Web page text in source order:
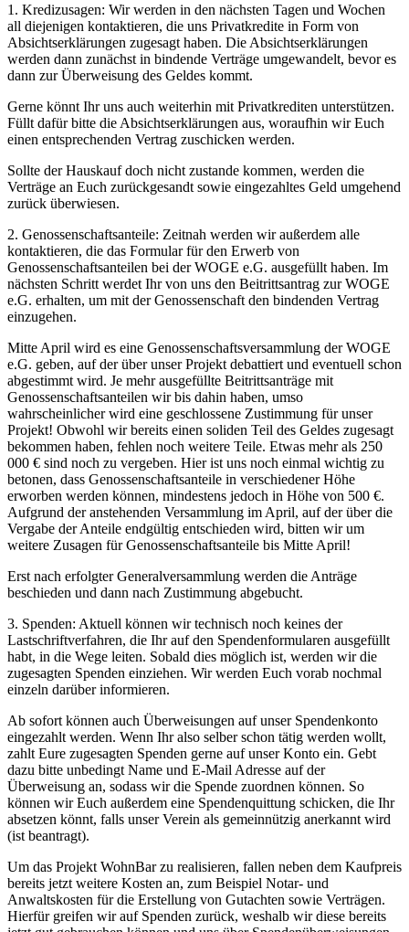
1. Kredizusagen: Wir werden in den nächsten Tagen und Wochen
all diejenigen kontaktieren, die uns Privatkredite in Form von
Absichtserklärungen zugesagt haben. Die Absichtserklärungen
werden dann zunächst in bindende Verträge umgewandelt, bevor es
dann zur Überweisung des Geldes kommt.
Gerne könnt Ihr uns auch weiterhin mit Privatkrediten unterstützen.
Füllt dafür bitte die Absichtserklärungen aus, woraufhin wir Euch
einen entsprechenden Vertrag zuschicken werden.
Sollte der Hauskauf doch nicht zustande kommen, werden die
Verträge an Euch zurückgesandt sowie eingezahltes Geld umgehend
zurück überwiesen.
2. Genossenschaftsanteile: Zeitnah werden wir außerdem alle
kontaktieren, die das Formular für den Erwerb von
Genossenschaftsanteilen bei der WOGE e.G. ausgefüllt haben. Im
nächsten Schritt werdet Ihr von uns den Beitrittsantrag zur WOGE
e.G. erhalten, um mit der Genossenschaft den bindenden Vertrag
einzugehen.
Mitte April wird es eine Genossenschaftsversammlung der WOGE
e.G. geben, auf der über unser Projekt debattiert und eventuell schon
abgestimmt wird. Je mehr ausgefüllte Beitrittsanträge mit
Genossenschaftsanteilen wir bis dahin haben, umso
wahrscheinlicher wird eine geschlossene Zustimmung für unser
Projekt! Obwohl wir bereits einen soliden Teil des Geldes zugesagt
bekommen haben, fehlen noch weitere Teile. Etwas mehr als 250
000 € sind noch zu vergeben. Hier ist uns noch einmal wichtig zu
betonen, dass Genossenschaftsanteile in verschiedener Höhe
erworben werden können, mindestens jedoch in Höhe von 500 €.
Aufgrund der anstehenden Versammlung im April, auf der über die
Vergabe der Anteile endgültig entschieden wird, bitten wir um
weitere Zusagen für Genossenschaftsanteile bis Mitte April!
Erst nach erfolgter Generalversammlung werden die Anträge
beschieden und dann nach Zustimmung abgebucht.
3. Spenden: Aktuell können wir technisch noch keines der
Lastschriftverfahren, die Ihr auf den Spendenformularen ausgefüllt
habt, in die Wege leiten. Sobald dies möglich ist, werden wir die
zugesagten Spenden einziehen. Wir werden Euch vorab nochmal
einzeln darüber informieren.
Ab sofort können auch Überweisungen auf unser Spendenkonto
eingezahlt werden. Wenn Ihr also selber schon tätig werden wollt,
zahlt Eure zugesagten Spenden gerne auf unser Konto ein. Gebt
dazu bitte unbedingt Name und E-Mail Adresse auf der
Überweisung an, sodass wir die Spende zuordnen können. So
können wir Euch außerdem eine Spendenquittung schicken, die Ihr
absetzen könnt, falls unser Verein als gemeinnützig anerkannt wird
(ist beantragt).
Um das Projekt WohnBar zu realisieren, fallen neben dem Kaufpreis
bereits jetzt weitere Kosten an, zum Beispiel Notar- und
Anwaltskosten für die Erstellung von Gutachten sowie Verträgen.
Hierfür greifen wir auf Spenden zurück, weshalb wir diese bereits